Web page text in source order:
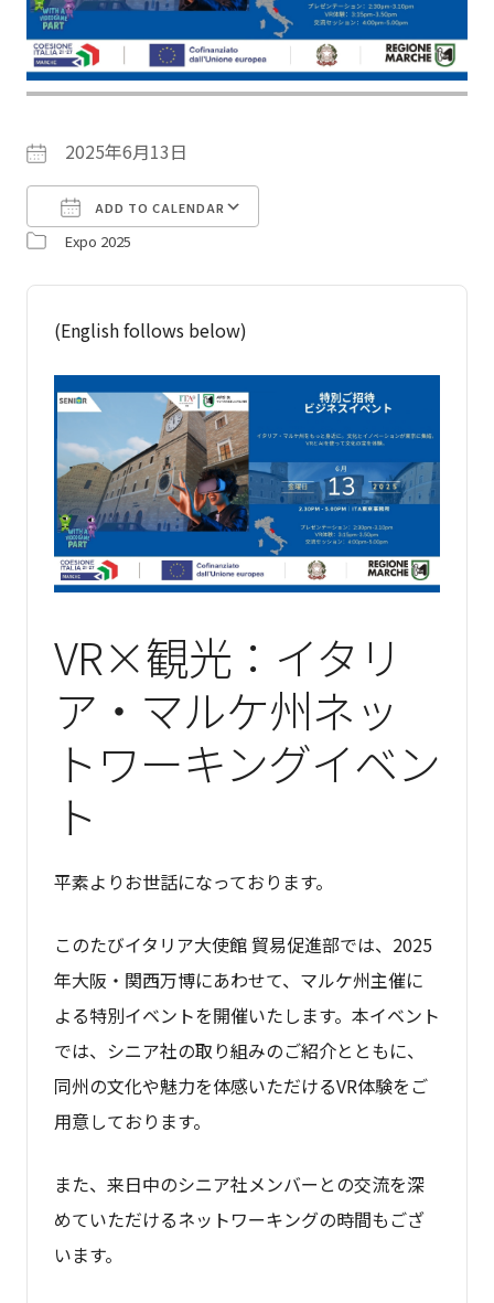
2025年6月13日
ADD TO CALENDAR
Download ICS
Expo 2025
(English follows below)
VR×観光：イタリ
ア・マルケ州ネッ
トワーキングイベン
ト
平素よりお世話になっております。
このたびイタリア大使館 貿易促進部では、2025
年大阪・関西万博にあわせて、マルケ州主催に
よる特別イベントを開催いたします。本イベント
では、シニア社の取り組みのご紹介とともに、
同州の文化や魅力を体感いただけるVR体験をご
用意しております。
また、来日中のシニア社メンバーとの交流を深
めていただけるネットワーキングの時間もござ
います。